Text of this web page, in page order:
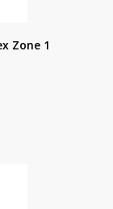
Zone 1